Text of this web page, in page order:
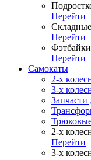
Перейти
Складные
Перейти
Фэтбайки
Перейти
Самокаты
2-х
3-х
Запчасти
2-х
Перейти
3-х